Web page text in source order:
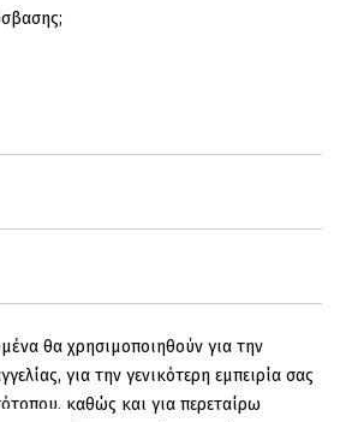
θα χρησιμοποιηθούν για την
για την γενικότερη εμπειρία σας
καθώς και για περεταίρω